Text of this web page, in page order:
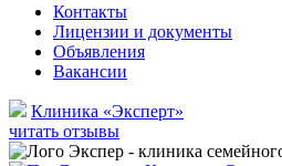
Контакты
Лицензии и документы
Объявления
Вакансии
Клиника «Эксперт»
читать отзывы